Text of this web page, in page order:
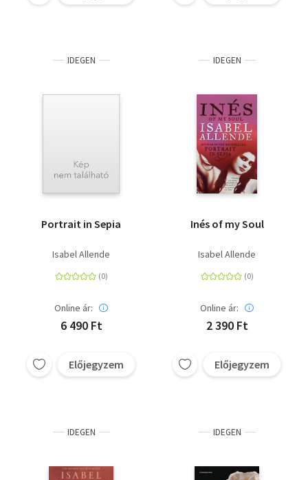
IDEGEN
Portrait in Sepia
Isabel Allende
Online ár:
6 490 Ft
Előjegyzem
IDEGEN
Inés of my Soul
Isabel Allende
Online ár:
2 390 Ft
Előjegyzem
IDEGEN IDEGEN